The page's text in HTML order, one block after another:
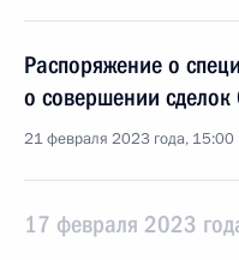
Распоряжение о
о совершении
21 февраля 2023 года, 15:00
17 февраля 2023